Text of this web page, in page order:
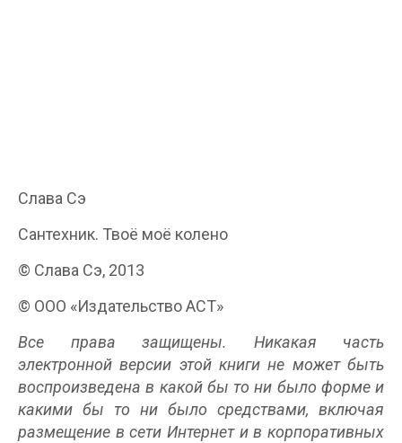
Слава Сэ
Сантехник. Твоё моё колено
© Слава Сэ, 2013
© ООО «Издательство АСТ»
Все права защищены. Никакая часть
электронной версии этой книги не может быть
воспроизведена в какой бы то ни было форме и
какими бы то ни было средствами, включая
размещение в сети Интернет и в корпоративных